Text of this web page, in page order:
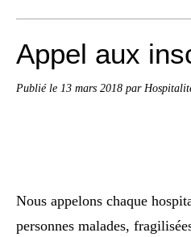
Appel aux
Publié le 13 mars 2018 par
Nous appelons chaque
personnes malades,